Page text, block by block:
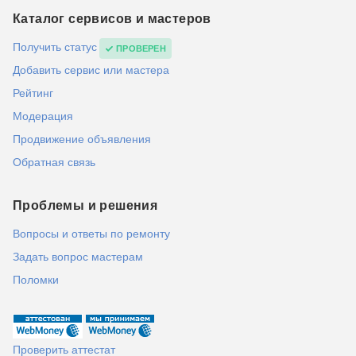
Каталог сервисов и мастеров
Получить статус ПРОВЕРЕН
Добавить сервис или мастера
Рейтинг
Модерация
Продвижение объявления
Обратная связь
Проблемы и решения
Вопросы и ответы по ремонту
Задать вопрос мастерам
Поломки
Проверить аттестат